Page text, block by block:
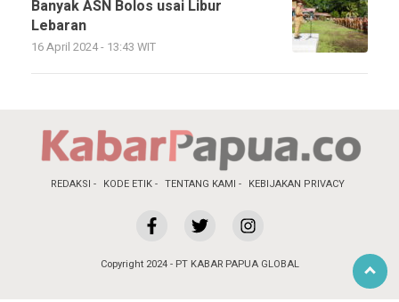
Banyak ASN Bolos usai Libur
Lebaran
16 April 2024 - 13:43 WIT
REDAKSI KODE ETIK TENTANG KAMI KEBIJAKAN PRIVACY
Copyright 2024 - PT KABAR PAPUA GLOBAL